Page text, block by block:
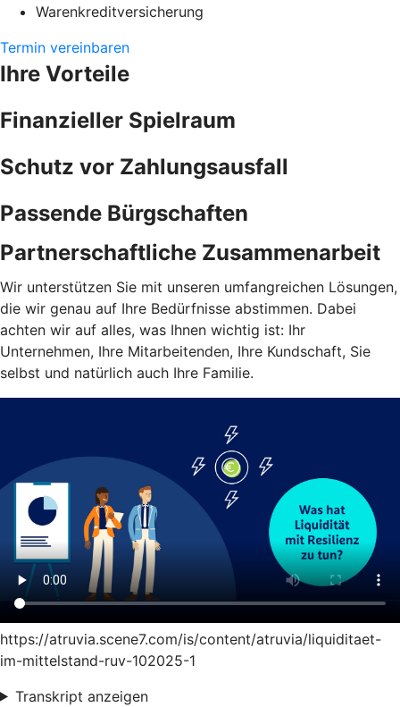
Warenkreditversicherung
Termin vereinbaren
Ihre Vorteile
Finanzieller Spielraum
Schutz vor Zahlungsausfall
Passende Bürgschaften
Partnerschaftliche Zusammenarbeit
Wir unterstützen Sie mit unseren umfangreichen Lösungen,
die wir genau auf Ihre Bedürfnisse abstimmen. Dabei
achten wir auf alles, was Ihnen wichtig ist: Ihr
Unternehmen, Ihre Mitarbeitenden, Ihre Kundschaft, Sie
selbst und natürlich auch Ihre Familie.
https://atruvia.scene7.com/is/content/atruvia/liquiditaet-
im-mittelstand-ruv-102025-1
Transkript anzeigen